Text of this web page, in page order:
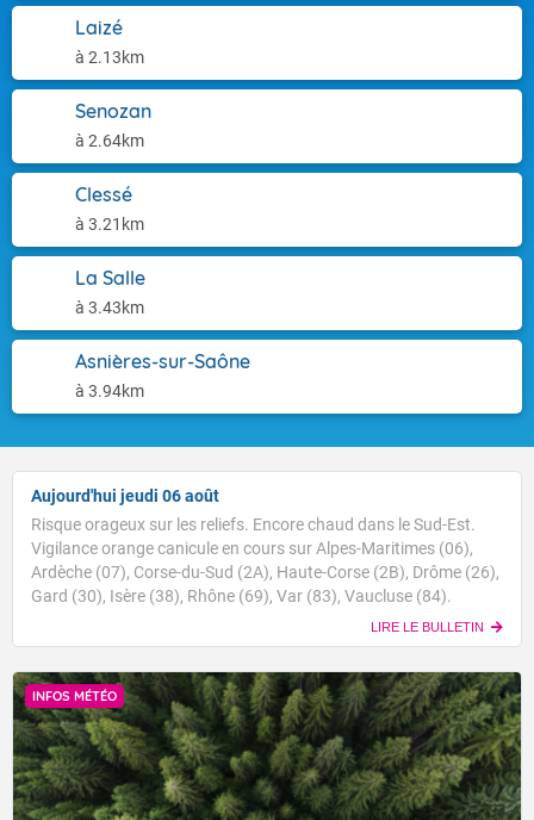
Laizé
à 2.13km
Senozan
à 2.64km
Clessé
à 3.21km
La Salle
à 3.43km
Asnières-sur-Saône
à 3.94km
Aujourd'hui jeudi 06 août
Risque orageux sur les reliefs. Encore chaud dans le Sud-Est.
Vigilance orange canicule en cours sur Alpes-Maritimes (06),
Ardèche (07), Corse-du-Sud (2A), Haute-Corse (2B), Drôme (26),
Gard (30), Isère (38), Rhône (69), Var (83), Vaucluse (84).
LIRE LE BULLETIN
INFOS MÉTÉO